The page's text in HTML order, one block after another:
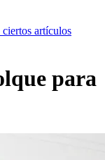
ciertos artículos
para